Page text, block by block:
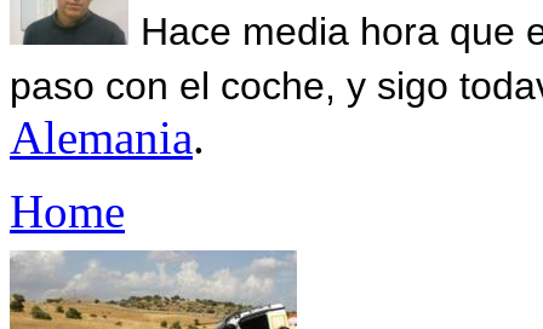
Hace media hora que
paso con el coche, y sigo
Alemania.
Home